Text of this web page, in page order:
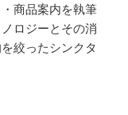
商品案内を執筆
ロジーとその消
絞ったシンクタ